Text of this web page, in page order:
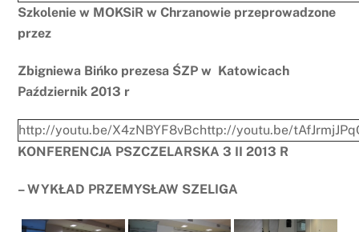
Szkolenie w MOKSiR w Chrzanowie przeprowadzone
przez
Zbigniewa Bińko prezesa ŚZP w Katowicach
Październik 2013 r
http://youtu.be/X4zNBYF8vBchttp://youtu.be/
KONFERENCJA PSZCZELARSKA 3 II 2013 R
– WYKŁAD PRZEMYSŁAW SZELIGA